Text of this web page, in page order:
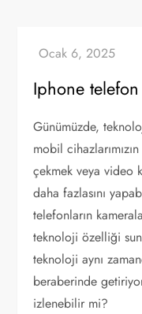
Iphone
Günümüzde,
mobil
çekmek veya video
daha fazlasını
telefonların
teknoloji özelliği
teknoloji aynı
beraberinde
izlenebilir mi?